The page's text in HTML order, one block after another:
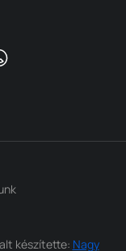
készítette: Nagy